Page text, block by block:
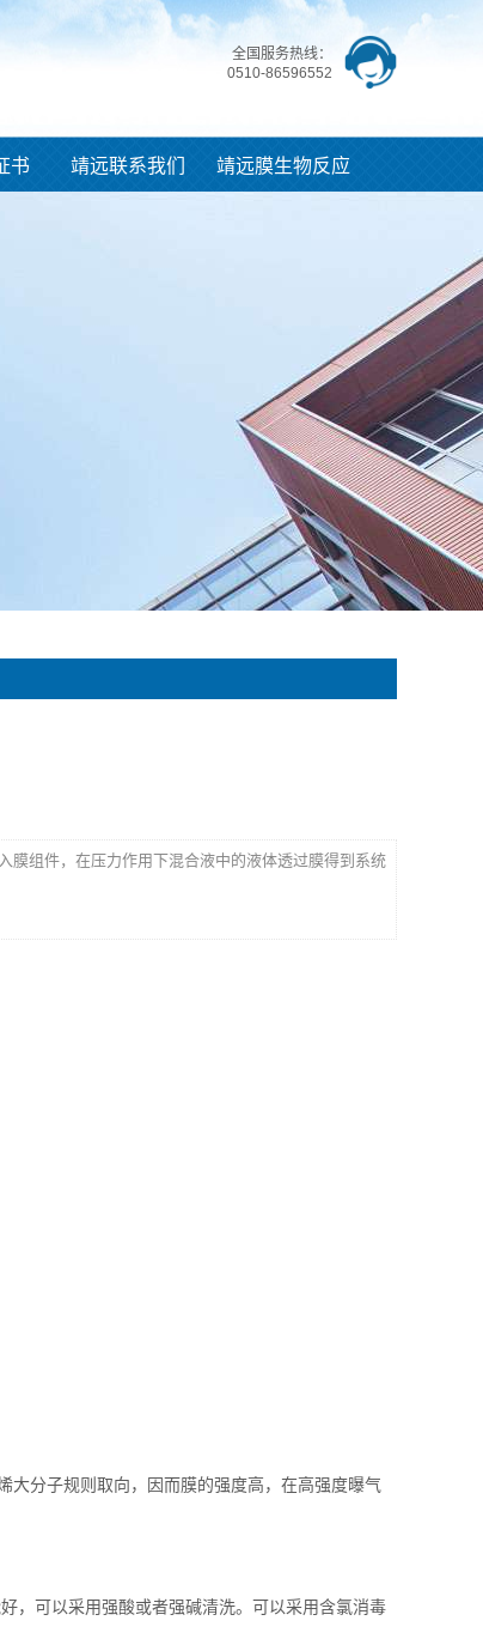
全国服务热线：
0510-86596552
书 靖远联系我们 靖远膜生物反应
组件，在压力作用下混合液中的液体透过膜得到系统
分子规则取向，因而膜的强度高，在高强度曝气
可以采用强酸或者强碱清洗。可以采用含氯消毒